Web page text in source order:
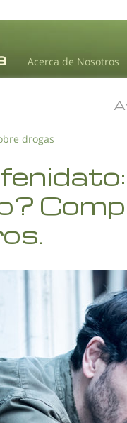
Acerca de Nosotros
drogas